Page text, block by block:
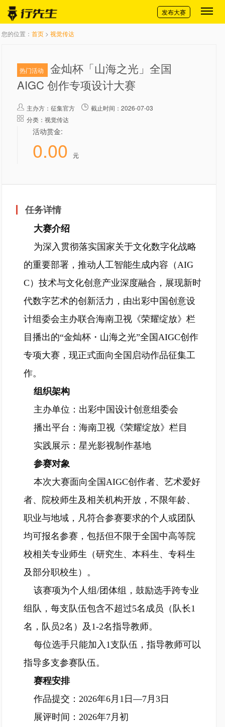
切换导航
发布大赛
您的位置： 首页 > 视觉传达
热门活动
金灿杯「山海之光」全国
AIGC 创作专项设计大赛
主办方： 征集官方
截止时间：2026-07-03
分类：视觉传达
活动赏金:
0.00 元
任务详情
大赛介绍
为深入贯彻落实国家关于文化数字化战略
的重要部署，推动人工智能生成内容（AIG
C）技术与文化创意产业深度融合，展现新时
代数字艺术的创新活力，由出彩中国创意设
计组委会主办联合海南卫视《荣耀绽放》栏
目播出的“金灿杯・山海之光”全国AIGC创作
专项大赛，现正式面向全国启动作品征集工
作。
组织架构
主办单位：出彩中国设计创意组委会
播出平台：海南卫视《荣耀绽放》栏目
实践展示：星光影视制作基地
参赛对象
本次大赛面向全国AIGC创作者、艺术爱好
者、院校师生及相关机构开放，不限年龄、
职业与地域，凡符合参赛要求的个人或团队
均可报名参赛，包括但不限于全国中高等院
校相关专业师生（研究生、本科生、专科生
及部分职校生）。
该赛项为个人组/团体组，鼓励选手跨专业
组队，每支队伍包含不超过5名成员（队长1
名，队员2名）及1-2名指导教师。
每位选手只能加入1支队伍，指导教师可以
指导多支参赛队伍。
赛程安排
作品提交：2026年6月1日—7月3日
展评时间：2026年7月初